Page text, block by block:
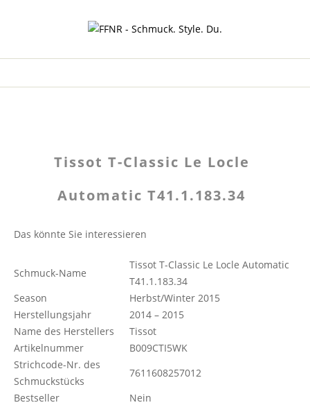
Tissot T-Classic Le Locle
Automatic T41.1.183.34
Das könnte Sie interessieren
Schmuck-Name
Tissot T-Classic Le Locle Automatic
T41.1.183.34
Season
Herbst/Winter 2015
Herstellungsjahr
2014 – 2015
Name des Herstellers
Tissot
Artikelnummer
B009CTI5WK
Strichcode-Nr. des
Schmuckstücks
7611608257012
Bestseller
Nein